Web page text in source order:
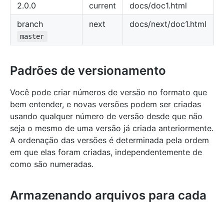
2.0.0
current
docs/doc1.html
branch
master
next docs/next/doc1.html
Padrões de versionamento
Você pode criar números de versão no formato que
bem entender, e novas versões podem ser criadas
usando qualquer número de versão desde que não
seja o mesmo de uma versão já criada anteriormente.
A ordenação das versões é determinada pela ordem
em que elas foram criadas, independentemente de
como são numeradas.
Armazenando arquivos para cada